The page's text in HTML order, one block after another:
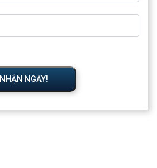
NHẬN NGAY!